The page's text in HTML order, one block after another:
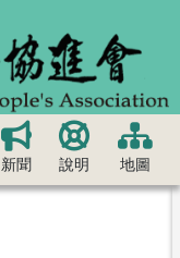
新聞 說明 地圖